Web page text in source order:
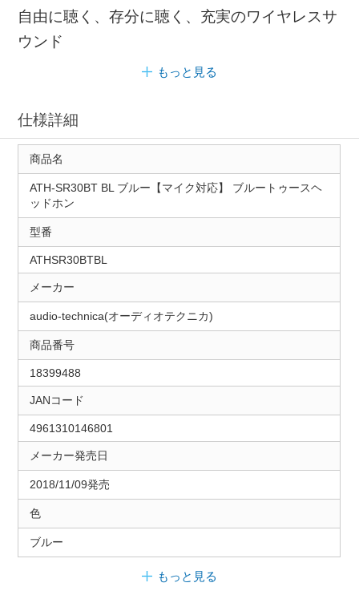
自由に聴く、存分に聴く、充実のワイヤレスサ
ウンド
もっと見る
仕様詳細
商品名
ATH-SR30BT BL ブルー【マイク対応】 ブルートゥースヘ
ッドホン
型番
ATHSR30BTBL
メーカー
audio-technica(オーディオテクニカ)
商品番号
18399488
JANコード
4961310146801
メーカー発売日
2018/11/09発売
色
ブルー
もっと見る